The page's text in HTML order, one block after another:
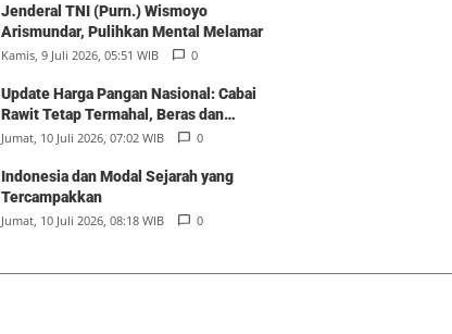
Jenderal TNI (Purn.) Wismoyo
Arismundar, Pulihkan Mental Melamar
Kamis, 9 Juli 2026, 05:51 WIB 0
Update Harga Pangan Nasional: Cabai
Rawit Tetap Termahal, Beras dan
Minyak Goreng Stabil
Jumat, 10 Juli 2026, 07:02 WIB 0
Indonesia dan Modal Sejarah yang
Tercampakkan
Jumat, 10 Juli 2026, 08:18 WIB 0